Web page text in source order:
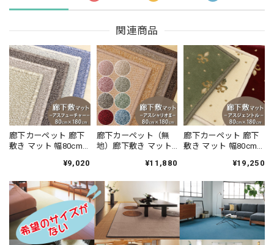
関連商品
廊下カーペット 廊下
敷き マット 幅80cm×
全の「SEK 抗ウイル
加工」雰囲気のある
杢調 無地 ループタイ
プ 全5色 防炎ラベル
付『アスフューチャ
ー/FUT』
¥9,020
廊下カーペット（無
地）廊下敷き マット
薄型タイプでドアに
高い耐久性と強力な
はっ水・はつ油性の
防汚ラグ 防炎ラベル
付『アスシャリオ
2/CRO』
¥11,880
廊下カーペット 廊下
敷き マット 幅80cm×
オリエントクラシッ
グレード感あるデザ
イン 高密度で耐久性
に優れたウィルトン
織カーペット 全3色
防炎ラベル付『アス
ジェントル/GNT』
¥19,250